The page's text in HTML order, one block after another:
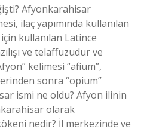
Afyonkarahisar
ilaç yapımında kullanılan
kullanılan Latince
ve telaffuzudur ve
kelimesi “afium”,
sonra “opium”
ismi ne oldu? Afyon ilinin
olarak
nedir? İl merkezinde ve